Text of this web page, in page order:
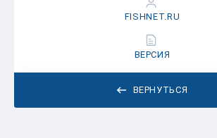
ВЕРНУТЬСЯ
FISHNET.RU
ВЕРСИЯ